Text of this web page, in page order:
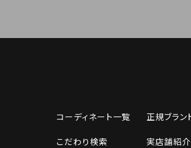
コーディネート一覧 正規ブラン
こだわり検索 実店舗紹介